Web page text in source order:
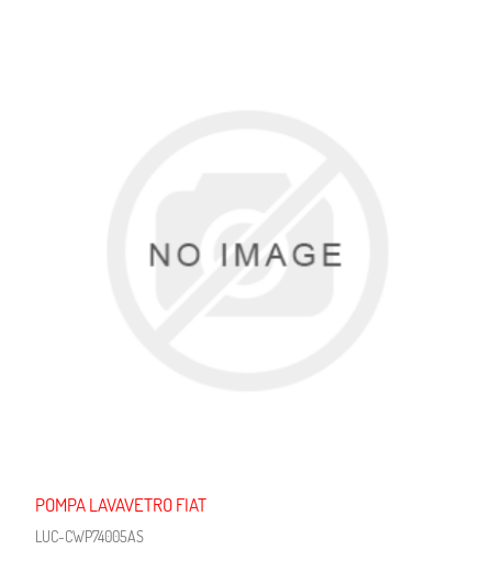
POMPA LAVAVETRO FIAT
LUC-CWP74005AS